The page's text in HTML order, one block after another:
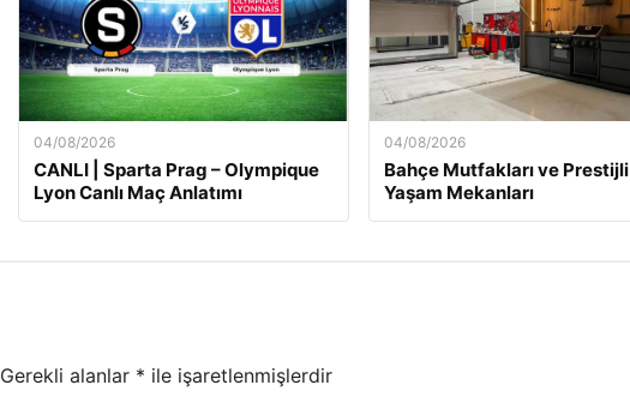
04/08/2026
CANLI | Sparta Prag – Olympique
Lyon Canlı Maç Anlatımı
04/08/2026
Bahçe Mutfakları ve Prestijli
Yaşam Mekanları
Gerekli alanlar * ile işaretlenmişlerdir